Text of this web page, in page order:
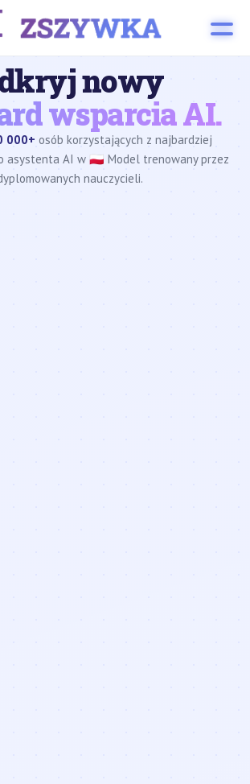
nowy
wsparcia AI.
000+ osób korzystających z najbardziej
asystenta AI w 🇵🇱 Model trenowany przez
nauczycieli.